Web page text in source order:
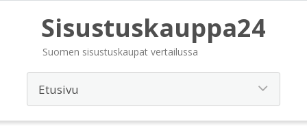
Sisustuskauppa24
Suomen sisustuskaupat vertailussa